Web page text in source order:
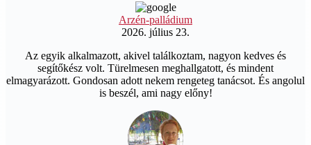
Arzén-palládium
2026. július 23.
Az egyik alkalmazott, akivel találkoztam, nagyon kedves és
segítőkész volt. Türelmesen meghallgatott, és mindent
elmagyarázott. Gondosan adott nekem rengeteg tanácsot. És angolul
is beszél, ami nagy előny!